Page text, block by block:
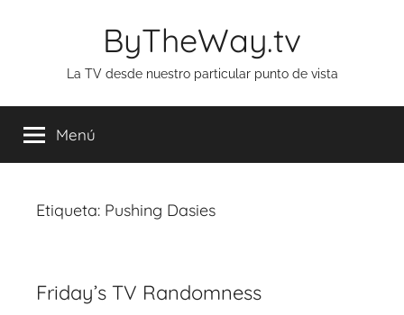
ByTheWay.tv
La TV desde nuestro particular punto de vista
Menú
Etiqueta: Pushing Dasies
Friday’s TV Randomness